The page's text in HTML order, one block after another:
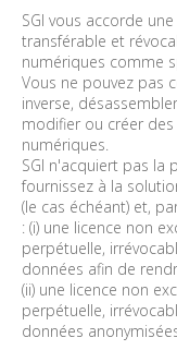
SGI vous accorde
transférable et
numériques comme
Vous ne pouvez pas
inverse,
modifier ou créer
numériques.
SGI n'acquiert pas la
fournissez à la
(le cas échéant) et,
: (i) une licence non
perpétuelle,
données afin de
(ii) une licence non
perpétuelle,
données